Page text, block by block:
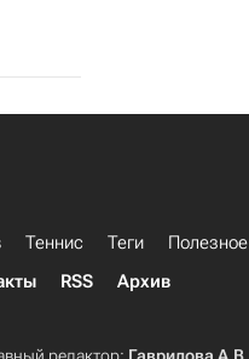
Теннис Теги
Полезное
RSS Архив